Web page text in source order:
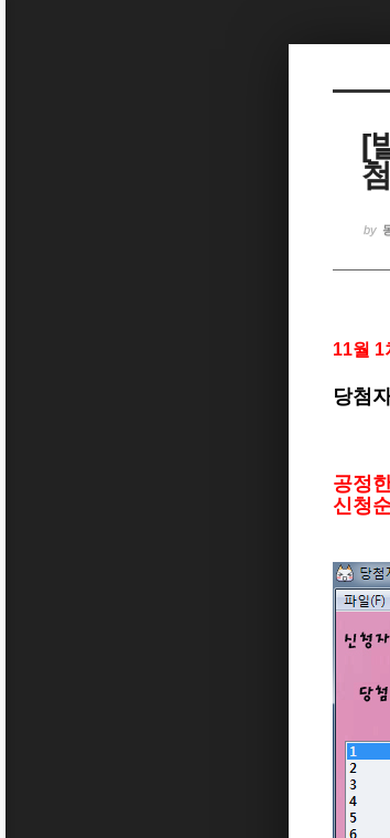
[
by
11월 1
당첨
공정
신청
Sketchbook5, 스케치북5
Sketchbook5, 스케치북5
Sketchbook5, 스케치북5
Sketchbook5, 스케치북5